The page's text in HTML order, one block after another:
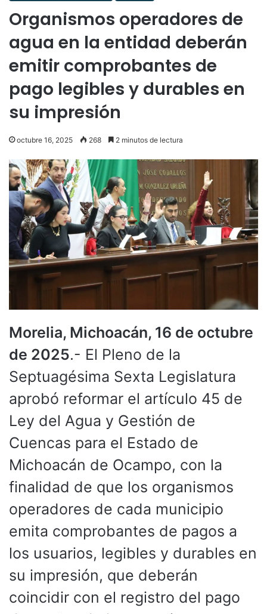
Organismos operadores de
agua en la entidad deberán
emitir comprobantes de
pago legibles y durables en
su impresión
octubre 16, 2025 268 2 minutos de lectura
Morelia, Michoacán, 16 de octubre
de 2025.- El Pleno de la
Septuagésima Sexta Legislatura
aprobó reformar el artículo 45 de
Ley del Agua y Gestión de
Cuencas para el Estado de
Michoacán de Ocampo, con la
finalidad de que los organismos
operadores de cada municipio
emita comprobantes de pagos a
los usuarios, legibles y durables en
su impresión, que deberán
coincidir con el registro del pago